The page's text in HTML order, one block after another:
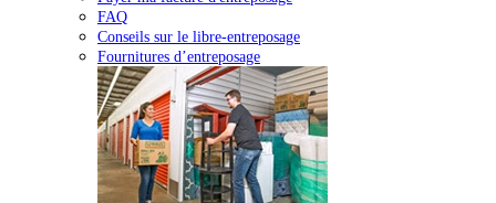
FAQ
Conseils sur le libre-entreposage
Fournitures d’entreposage